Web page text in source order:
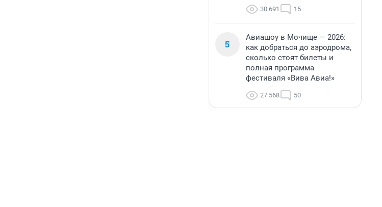
30 691 15
5
Авиашоу в Мочище — 2026:
как добраться до аэродрома,
сколько стоят билеты и
полная программа
фестиваля «Вива Авиа!»
27 568 50